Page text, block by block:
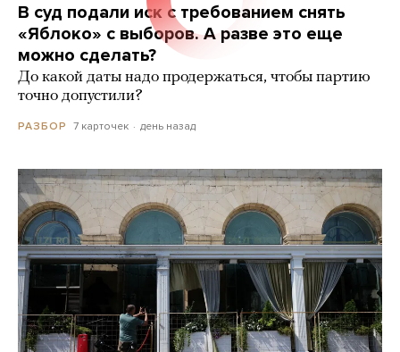
В суд подали иск с требованием снять
«Яблоко» с выборов. А разве это еще
можно сделать?
До какой даты надо продержаться, чтобы партию
точно допустили?
РАЗБОР 7 карточек день назад